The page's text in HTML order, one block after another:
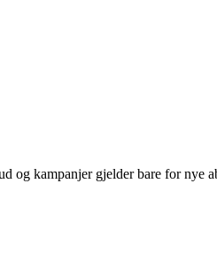
og kampanjer gjelder bare for nye